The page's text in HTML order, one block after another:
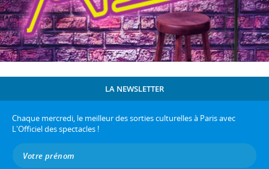
LA NEWSLETTER
Chaque mercredi, le meilleur des sorties culturelles à Paris avec
L'Officiel des spectacles !